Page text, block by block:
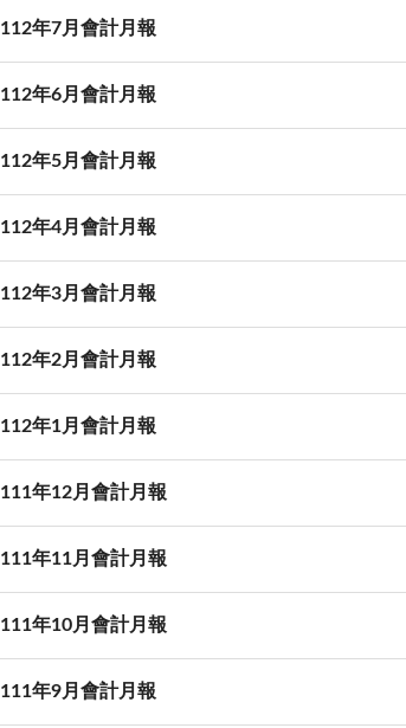
112年7月會計月報
112年6月會計月報
112年5月會計月報
112年4月會計月報
112年3月會計月報
112年2月會計月報
112年1月會計月報
111年12月會計月報
111年11月會計月報
111年10月會計月報
111年9月會計月報